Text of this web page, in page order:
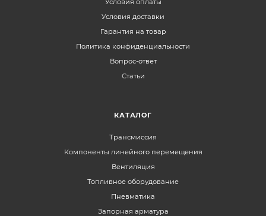
Условия доставки
Гарантия на товар
Политика конфиденциальности
Вопрос-ответ
Статьи
КАТАЛОГ
Трансмиссия
Компоненты линейного перемещения
Вентиляция
Топливное оборудование
Пневматика
Запорная арматура